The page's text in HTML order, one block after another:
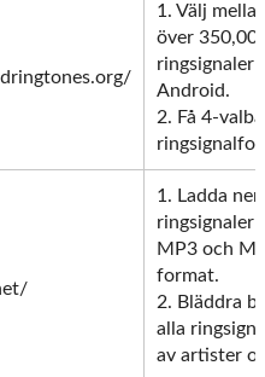
1. Välj
över
ringsignaler
Android.
2. Få 4-
1. Ladda ner
ringsignaler
MP3 och
format.
2. Bläddra
alla
av artister